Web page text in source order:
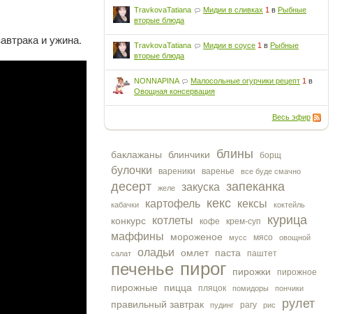
TravkovaTatiana Мидии в сливках 1 вРыбные
вторые блюда
TravkovaTatiana Мидии в соусе 1 вРыбные
вторые блюда
NONNAPINA Малосольные огурчики рецепт 1 в
Овощная консервация
Весь эфир
баклажаны блинчики блины борщ
булочки вареники варенье все буде смачно
десерт желе закуска запеканка
кабачки картофель кекс кексы коктейль
конкурс котлеты кофе крем-суп курица
маффины мороженое мусс мясо
овощной
салат
оладьи омлет паста паштет
печенье пирог пирожки пирожное
пирожные пицца пляцок помидоры пончики
правильный завтрак пудинг рагу рис рулет
и ужина.